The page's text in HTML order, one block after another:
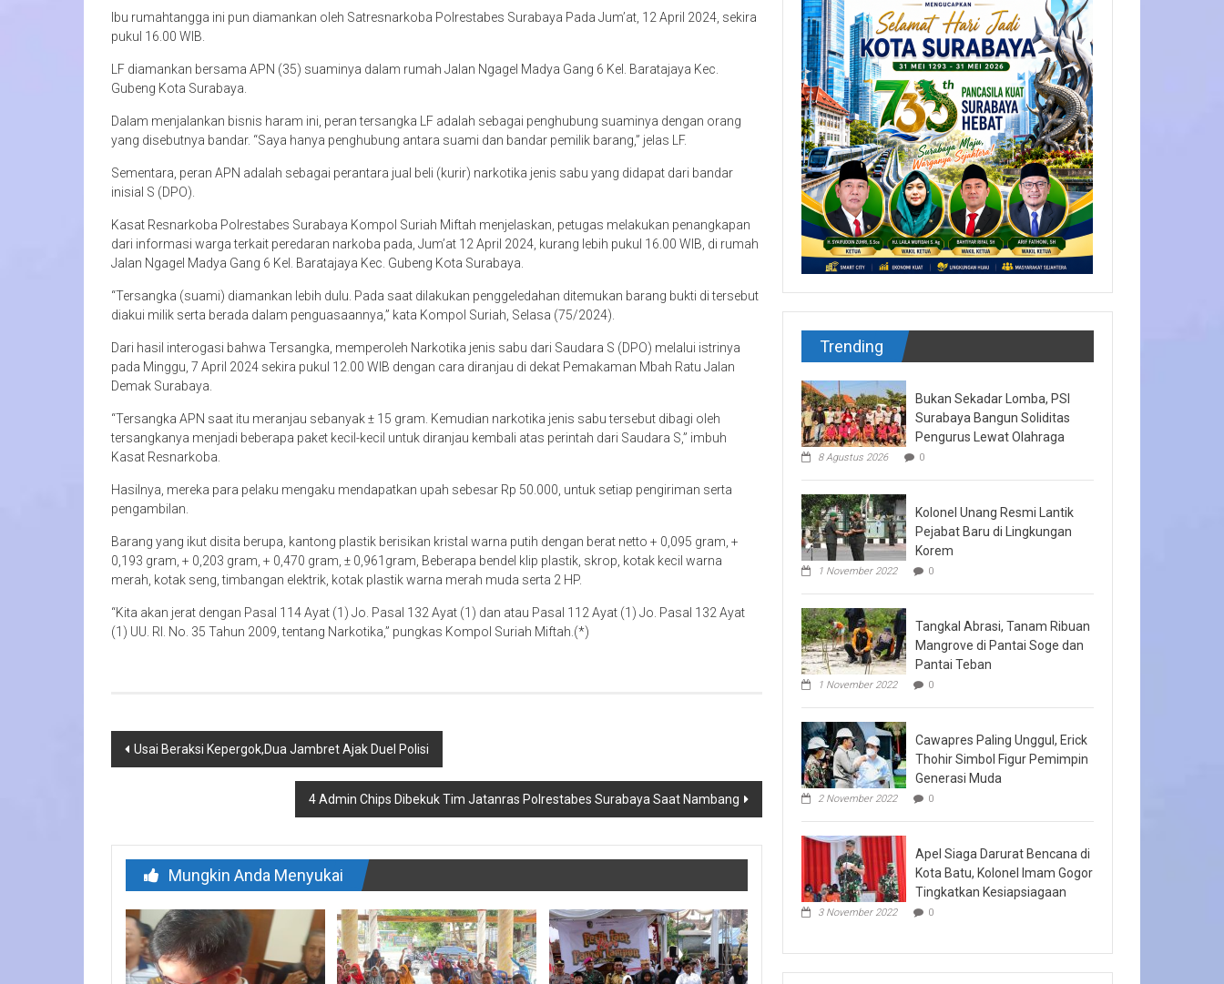
Ibu rumahtangga ini pun diamankan oleh Satresnarkoba Polrestabes Surabaya Pada Jum’at, 12 April 2024, sekira
pukul 16.00 WIB.
LF diamankan bersama APN (35) suaminya dalam rumah Jalan Ngagel Madya Gang 6 Kel. Baratajaya Kec.
Gubeng Kota Surabaya.
Dalam menjalankan bisnis haram ini, peran tersangka LF adalah sebagai penghubung suaminya dengan orang
yang disebutnya bandar. “Saya hanya penghubung antara suami dan bandar pemilik barang,” jelas LF.
Sementara, peran APN adalah sebagai perantara jual beli (kurir) narkotika jenis sabu yang didapat dari bandar
inisial S (DPO).
Kasat Resnarkoba Polrestabes Surabaya Kompol Suriah Miftah menjelaskan, petugas melakukan penangkapan
dari informasi warga terkait peredaran narkoba pada, Jum’at 12 April 2024, kurang lebih pukul 16.00 WIB, di rumah
Jalan Ngagel Madya Gang 6 Kel. Baratajaya Kec. Gubeng Kota Surabaya.
“Tersangka (suami) diamankan lebih dulu. Pada saat dilakukan penggeledahan ditemukan barang bukti di tersebut
diakui milik serta berada dalam penguasaannya,” kata Kompol Suriah, Selasa (75/2024).
Dari hasil interogasi bahwa Tersangka, memperoleh Narkotika jenis sabu dari Saudara S (DPO) melalui istrinya
pada Minggu, 7 April 2024 sekira pukul 12.00 WIB dengan cara diranjau di dekat Pemakaman Mbah Ratu Jalan
Demak Surabaya.
“Tersangka APN saat itu meranjau sebanyak ± 15 gram. Kemudian narkotika jenis sabu tersebut dibagi oleh
tersangkanya menjadi beberapa paket kecil-kecil untuk diranjau kembali atas perintah dari Saudara S,” imbuh
Kasat Resnarkoba.
Hasilnya, mereka para pelaku mengaku mendapatkan upah sebesar Rp 50.000, untuk setiap pengiriman serta
pengambilan.
Barang yang ikut disita berupa, kantong plastik berisikan kristal warna putih dengan berat netto + 0,095 gram, +
0,193 gram, + 0,203 gram, + 0,470 gram, ± 0,961gram, Beberapa bendel klip plastik, skrop, kotak kecil warna
merah, kotak seng, timbangan elektrik, kotak plastik warna merah muda serta 2 HP.
“Kita akan jerat dengan Pasal 114 Ayat (1) Jo. Pasal 132 Ayat (1) dan atau Pasal 112 Ayat (1) Jo. Pasal 132 Ayat
(1) UU. RI. No. 35 Tahun 2009, tentang Narkotika,” pungkas Kompol Suriah Miftah.(*)
Navigasi
Usai Beraksi Kepergok,Dua Jambret Ajak Duel Polisi
4 Admin Chips Dibekuk Tim Jatanras Polrestabes Surabaya Saat Nambang
Mungkin Anda Menyukai
Trending
Bukan Sekadar Lomba, PSI
Surabaya Bangun Soliditas
Pengurus Lewat Olahraga
8 Agustus 2026 0
Kolonel Unang Resmi Lantik
Pejabat Baru di Lingkungan
Korem
1 November 2022 0
Tangkal Abrasi, Tanam Ribuan
Mangrove di Pantai Soge dan
Pantai Teban
1 November 2022 0
Cawapres Paling Unggul, Erick
Thohir Simbol Figur Pemimpin
Generasi Muda
2 November 2022 0
Apel Siaga Darurat Bencana di
Kota Batu, Kolonel Imam Gogor
Tingkatkan Kesiapsiagaan
3 November 2022 0